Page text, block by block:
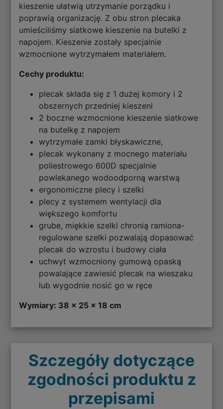
kieszenie ułatwią utrzymanie porządku i
poprawią organizację. Z obu stron plecaka
umieściliśmy siatkowe kieszenie na butelki z
napojem. Kieszenie zostały specjalnie
wzmocnione wytrzymałem materiałem.
Cechy produktu:
plecak składa się z 1 dużej komory i 2
obszernych przedniej kieszeni
2 boczne wzmocnione kieszenie siatkowe
na butelkę z napojem
wytrzymałe zamki błyskawiczne,
plecak wykonany z mocnego materiału
poliestrowego 600D specjalnie
powlekanego wodoodporną warstwą
ergonomiczne plecy i szelki
plecy z systemem wentylacji dla
większego komfortu
grube, miękkie szelki chronią ramiona-
regulowane szelki pozwalają dopasować
plecak do wzrostu i budowy ciała
uchwyt wzmocniony gumową opaską
powalające zawiesić plecak na wieszaku
lub wygodnie nosić go w ręce
Wymiary: 38 x 25 x 18 cm
Szczegóły dotyczące
zgodności produktu z
przepisami